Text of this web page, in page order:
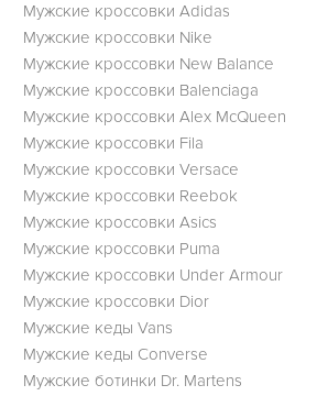
Мужские кроссовки Adidas
Мужские кроссовки Nike
Мужские кроссовки New Balance
Мужские кроссовки Balenciaga
Мужские кроссовки Alex McQueen
Мужские кроссовки Fila
Мужские кроссовки Versace
Мужские кроссовки Reebok
Мужские кроссовки Asics
Мужские кроссовки Puma
Мужские кроссовки Under Armour
Мужские кроссовки Dior
Мужские кеды Vans
Мужские кеды Converse
Мужские ботинки Dr. Martens